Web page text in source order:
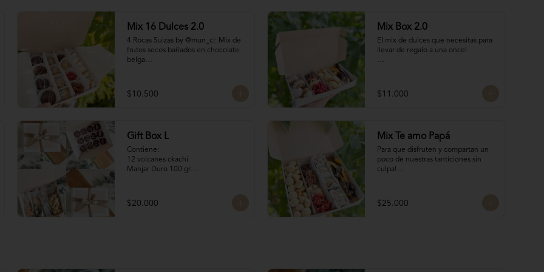
Mix 16 Dulces 2.0
4 Rocas Suizas by @mun_cl: Mix de
frutos secos bañados en chocolate
belga
blanco
4 Merenguitos con
$10.500
Mix Box 2.0
El mix de dulces que necesitas para
llevar de regalo a una once!
4 Rocas Suizas by @mun_cl: Mix de
frutos secos bañados en chocolate
Naranjitas con chocolate 50 gr
$11.000
Gift Box L
Contiene:
12 volcanes ckachi
Manjar Duro 100 gr
Naranjitas con chocolate
$20.000
Mix Te amo Papá
Para que disfruten y compartan un
poco de nuestras tanticiones sin
culpa!
8 San Estanislao (dulce de almendra
y manjar blanco)
$25.000